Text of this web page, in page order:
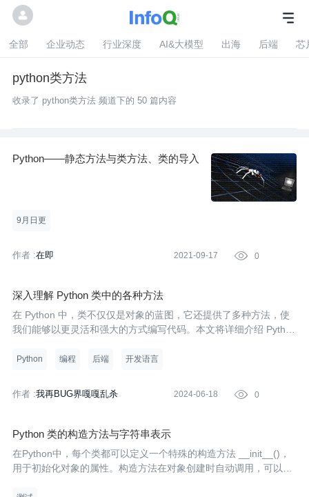
全部 企业动态 行业深度 AI&大模型 出海 后端 芯
python类方法
收录了 python类方法 频道下的 50 篇内容
Python——静态方法与类方法、类的导入
9月日更
作者 :在即 2021-09-17  0
深入理解 Python 类中的各种方法
在 Python 中，类不仅仅是对象的蓝图，它还提供了多种方法，使
我们能够以更灵活和强大的方式编写代码。本文将详细介绍 Python
等，并通过示例展示它们的用法和区别。
Python 编程 后端 开发语言
作者 :我再BUG界嘎嘎乱杀 2024-06-18  0
Python 类的构造方法与字符串表示
在Python中，每个类都可以定义一个特殊的构造方法 __init__()，
用于初始化对象的属性。构造方法在对象创建时自动调用，可以接